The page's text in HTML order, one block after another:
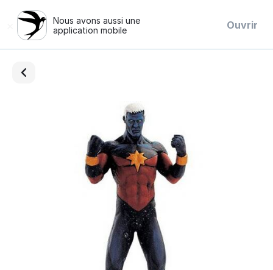
Nous avons aussi une
application mobile
Ouvrir